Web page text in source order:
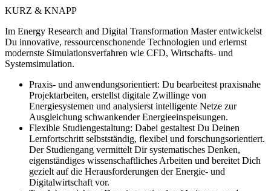
KURZ & KNAPP
Im Energy Research and Digital Transformation Master entwickelst
Du innovative, ressourcenschonende Technologien und erlernst
modernste Simulationsverfahren wie CFD, Wirtschafts- und
Systemsimulation.
Praxis- und anwendungsorientiert: Du bearbeitest praxisnahe
Projektarbeiten, erstellst digitale Zwillinge von
Energiesystemen und analysierst intelligente Netze zur
Ausgleichung schwankender Energieeinspeisungen.
Flexible Studiengestaltung: Dabei gestaltest Du Deinen
Lernfortschritt selbstständig, flexibel und forschungsorientiert.
Der Studiengang vermittelt Dir systematisches Denken,
eigenständiges wissenschaftliches Arbeiten und bereitet Dich
gezielt auf die Herausforderungen der Energie- und
Digitalwirtschaft vor.